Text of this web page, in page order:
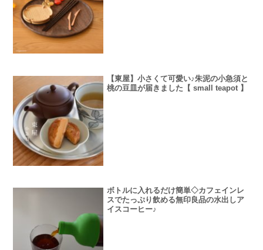
【東屋】小さくて可愛い♪朱泥の小急須と
桃の豆皿が届きました【 small teapot 】
ボトルに入れるだけ簡単◇カフェインレ
スでたっぷり飲める無印良品の水出しア
イスコーヒー♪